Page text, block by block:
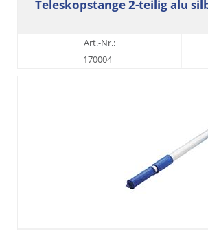
Teleskopstange 2-teilig alu
Art.-Nr.:
170004